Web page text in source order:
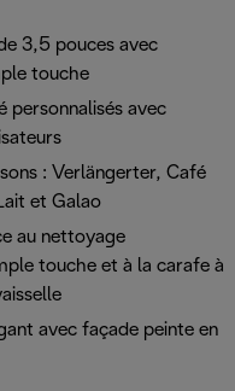
3,5 pouces avec
touche
personnalisés avec
: Verlängerter, Café
et Galao
au nettoyage
touche et à la carafe à
avec façade peinte en